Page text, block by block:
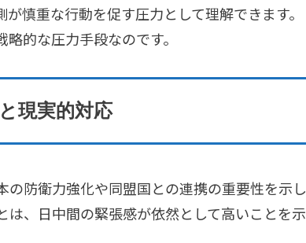
慎重な行動を促す圧力として理解できます。
的な圧力手段なのです。
現実的対応
防衛力強化や同盟国との連携の重要性を示し
、日中間の緊張感が依然として高いことを示